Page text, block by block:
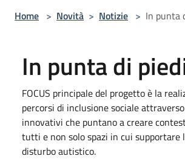
Home > Novità > Notizie > In punta
In punta di
FOCUS principale del progetto è la
percorsi di inclusione sociale
innovativi che puntano a creare
tutti e non solo spazi in cui supportare
disturbo autistico.